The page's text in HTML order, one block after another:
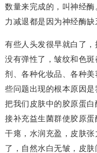
数量来完成的，叫神经
力减退都是因为神经酶缺
有些人头发很早就白了
没有弹性了，皱纹和色
剂、各种化妆品、各种
些问题出现的根本原因
把我们皮肤中的胶原蛋
接补充益生菌群使胶原
干瘪，水润充盈，皮肤
了，自然水白无皱，皮肤